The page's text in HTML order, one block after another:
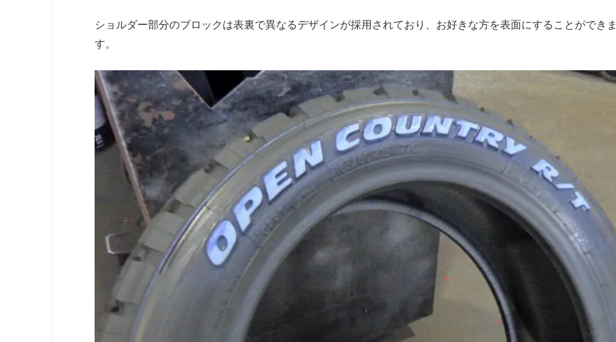
ショルダー部分のブロックは表裏で異なるデザインが採用されており、お好きな方を表面にすることができま
す。